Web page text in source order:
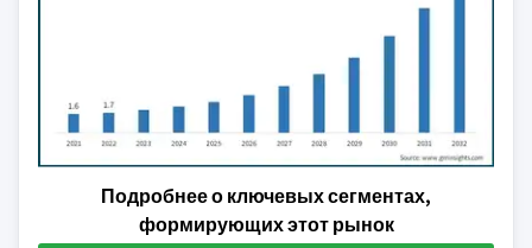
Подробнее о ключевых сегментах,
формирующих этот рынок